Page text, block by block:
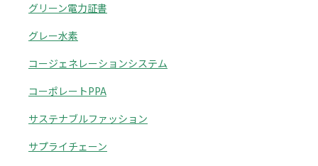
グリーン電力証書
グレー水素
コージェネレーションシステム
コーポレートPPA
サステナブルファッション
サプライチェーン